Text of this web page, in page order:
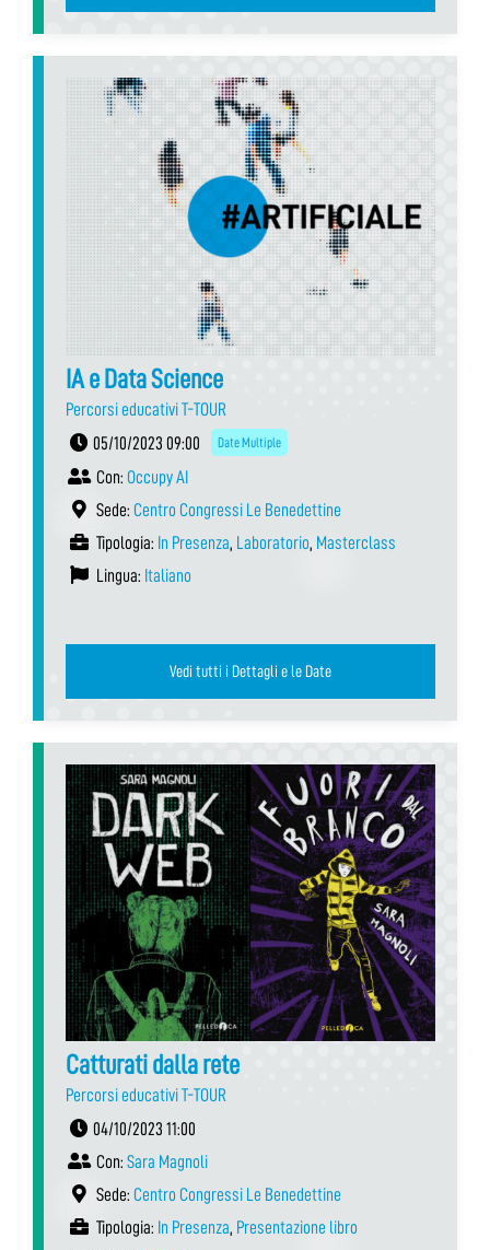
IA e Data Science
Percorsi educativi T-TOUR
05/10/2023 09:00
Date Multiple
Con: Occupy AI
Sede: Centro Congressi Le Benedettine
Tipologia: In Presenza, Laboratorio, Masterclass
Lingua: Italiano
Vedi tutti i Dettagli e le Date
Catturati dalla rete
Percorsi educativi T-TOUR
04/10/2023 11:00
Con: Sara Magnoli
Sede: Centro Congressi Le Benedettine
Tipologia: In Presenza, Presentazione libro